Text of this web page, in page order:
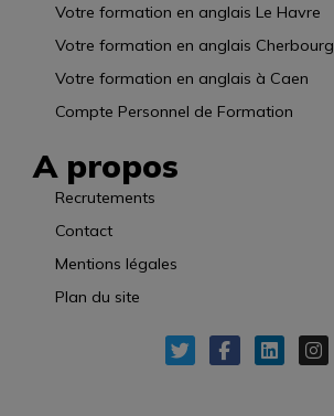
Votre formation en anglais Le Havre
Votre formation en anglais Cherbourg
Votre formation en anglais à Caen
Compte Personnel de Formation
A propos
Recrutements
Contact
Mentions légales
Plan du site